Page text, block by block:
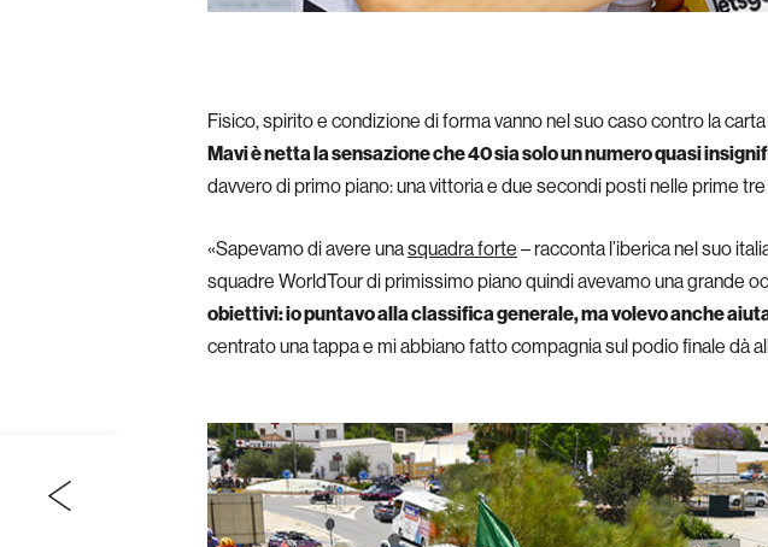
Fisico, spirito e condizione di forma vanno nel suo caso contro la
Mavi è netta la sensazione che 40 sia solo un numero quasi
davvero di primo piano: una vittoria e due secondi posti nelle prime
«Sapevamo di avere unasquadra forte – racconta l’iberica nel suo
squadre WorldTour di primissimo piano quindi avevamo una grande
obiettivi: io puntavo alla classifica generale, ma volevo anche
centrato una tappa e mi abbiano fatto compagnia sul podio finale dà